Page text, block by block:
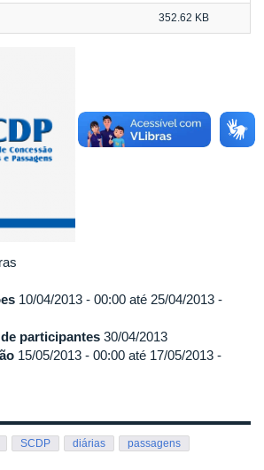
352.62 KB
10/04/2013 - 00:00 até 25/04/2013 -
participantes 30/04/2013
15/05/2013 - 00:00 até 17/05/2013 -
SCDP diárias passagens